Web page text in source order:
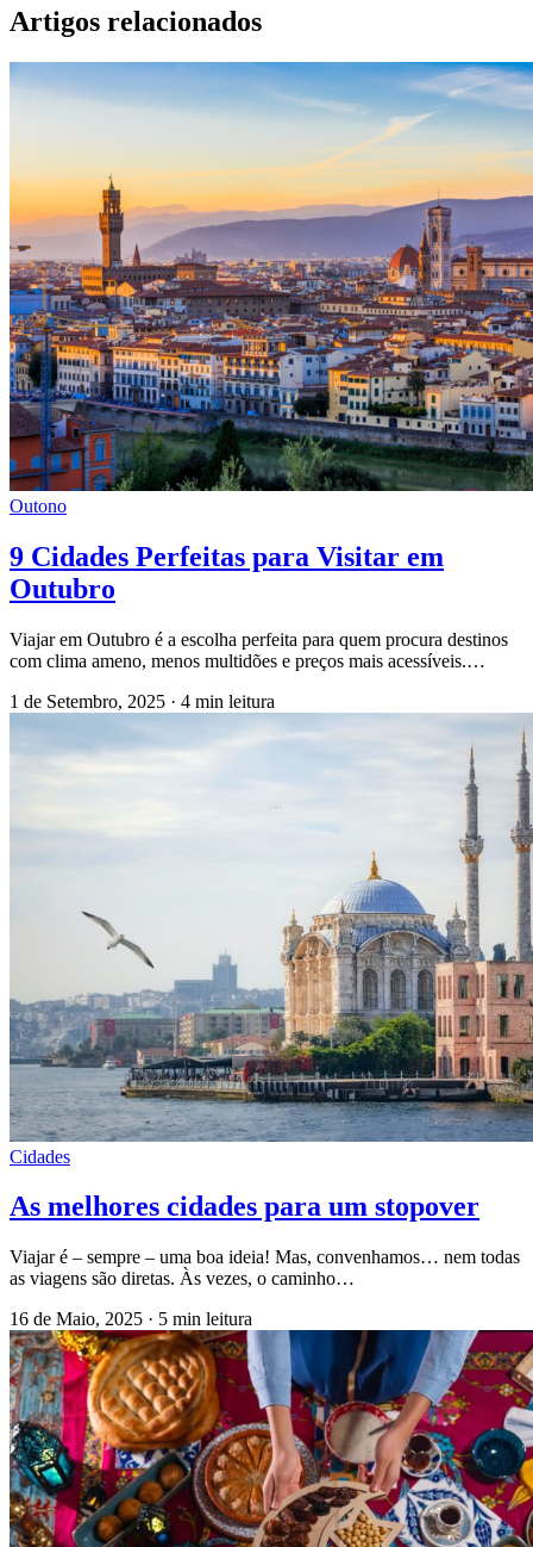
Artigos relacionados
Outono
9 Cidades Perfeitas para Visitar em
Outubro
Viajar em Outubro é a escolha perfeita para quem procura destinos
com clima ameno, menos multidões e preços mais acessíveis.…
1 de Setembro, 2025 · 4 min leitura
Cidades
As melhores cidades para um stopover
Viajar é – sempre – uma boa ideia! Mas, convenhamos… nem todas
as viagens são diretas. Às vezes, o caminho…
16 de Maio, 2025 · 5 min leitura